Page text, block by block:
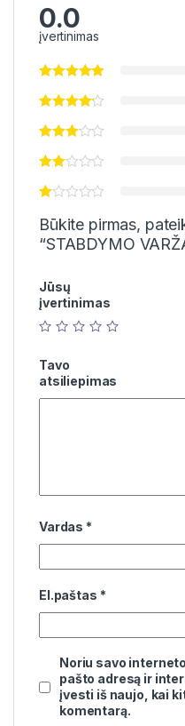
0.0
įvertinimas
Būkite pirmas,
“STABDYMO
Jūsų
įvertinimas
Tavo
atsiliepimas
Vardas *
El.paštas *
Noriu savo
pašto adresą ir
įvesti iš naujo, kai
komentarą.